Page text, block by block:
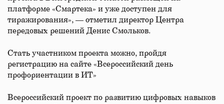
платформе «Смартека» и уже доступен для
тиражирования», — отметил директор Центра
передовых решений Денис Смольков.
Стать участником проекта можно, пройдя
регистрацию на сайте «Всероссийский день
профориентации в ИТ»
Всероссийский проект по развитию цифровых навыков